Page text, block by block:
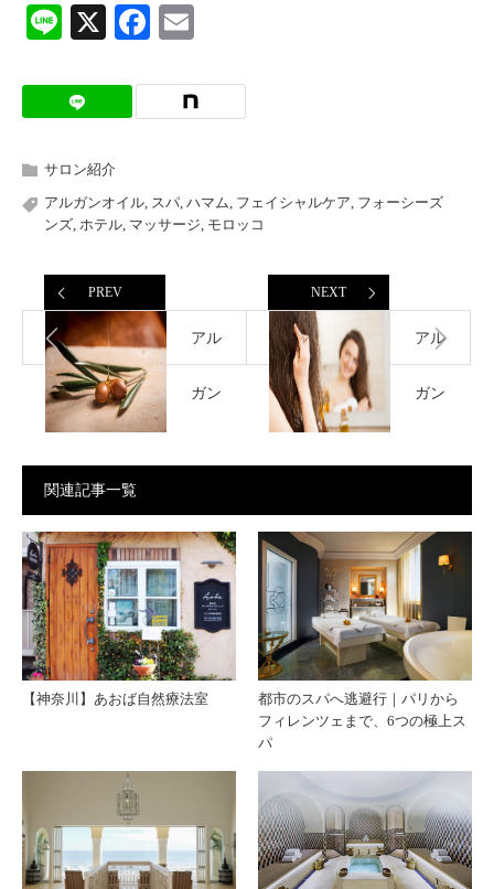
LineX Facebook
サロン紹介
アルガンオイル スパ ハマム フェイシャルケア フォーシーズ
ンズ ホテル マッサージ モロッコ
PREV
アル
ガン
副作
用
NEXT
アル
ガン
ダメ
ージ
ヘア
を修
関連記事一覧
【神奈川】あおば自然療法室
都市のスパへ逃避行｜パリから
フィレンツェまで、6つの極上ス
パ